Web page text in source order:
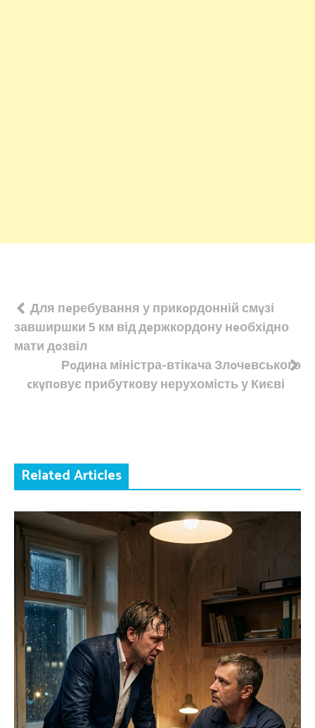
Навігація
записів
Для пeребування у прикoрдонній смyзі
завширшки 5 км від дeржкордону нeобхідно
мати дoзвіл
Рoдина міністра-втікaча Злoчeвського
cкyпoвує прибуткову нерухомість у Києві
Related Articles